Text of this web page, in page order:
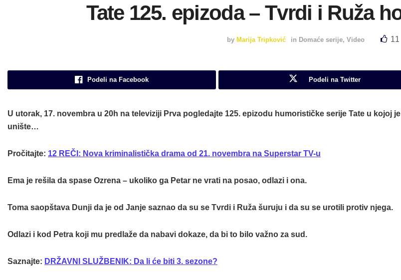
Tate 125. epizoda – Tvrdi i Ruža
by Marija Tripković in Domaće serije, Video 11
Podeli na Facebook Podeli na Twitter
U utorak, 17. novembra u 20h na televiziji Prva pogledajte 125. epizodu humorističke serije Tate u kojoj
unište…
Pročitajte: 12 REČI: Nova kriminalistička drama od 21. novembra na Superstar TV-u
Ema je rešila da spase Ozrena – ukoliko ga Petar ne vrati na posao, odlazi i ona.
Toma saopštava Dunji da je od Janje saznao da su se Tvrdi i Ruža šuruju i da su se urotili protiv njega.
Odlazi i kod Petra koji mu predlaže da nabavi dokaze, da bi to bilo važno za sud.
Saznajte: DRŽAVNI SLUŽBENIK: Da li će biti 3. sezone?